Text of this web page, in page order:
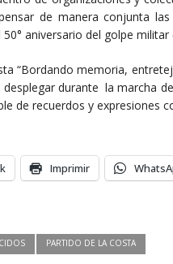
de manera conjunta
aniversario del golpe militar
“Bordando memoria,
durante la marcha
de recuerdos y expresiones
Imprimir
PARTIDO DE LA COSTA